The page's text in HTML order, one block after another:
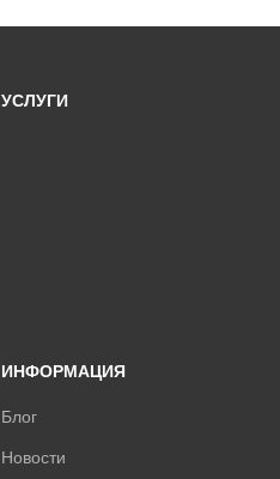
УСЛУГИ
ИНФОРМАЦИЯ
Блог
Новости